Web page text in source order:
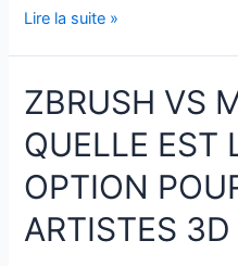
Intégration
dans
un
Pipeline
Production
3D
Lire la suite »
ZBRUSH VS
QUELLE EST
OPTION
ARTISTES 3D